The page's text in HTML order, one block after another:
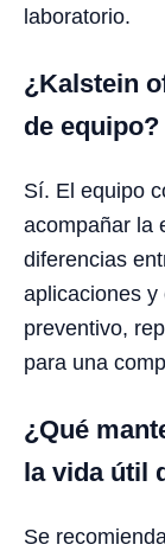
laboratorio.
¿Kalstein
de equipo?
Sí. El equipo
acompañar la
diferencias
aplicaciones y
preventivo,
para una
¿Qué
la vida útil
Se